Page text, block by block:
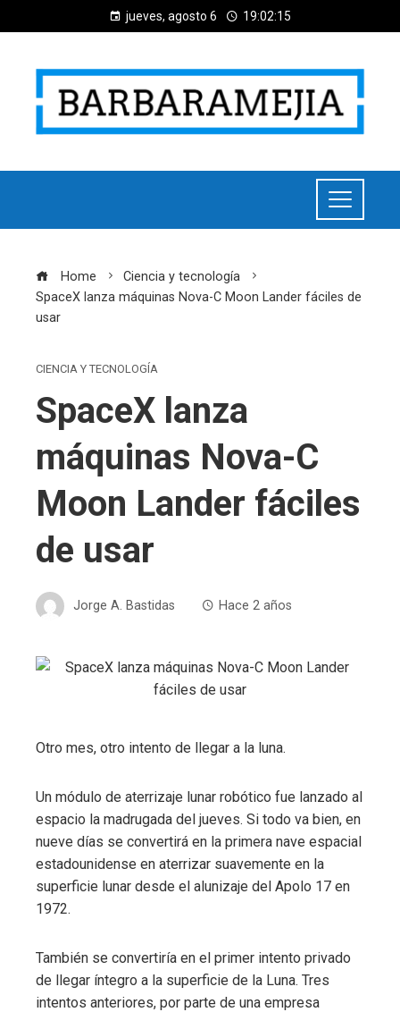
jueves, agosto 6 19:02:16
Home
Ciencia y tecnología
SpaceX lanza máquinas Nova-C Moon Lander fáciles de
usar
CIENCIA Y TECNOLOGÍA
SpaceX lanza
máquinas Nova-C
Moon Lander fáciles
de usar
Jorge A. Bastidas Hace 2 años
Otro mes, otro intento de llegar a la luna.
Un módulo de aterrizaje lunar robótico fue lanzado al
espacio la madrugada del jueves. Si todo va bien, en
nueve días se convertirá en la primera nave espacial
estadounidense en aterrizar suavemente en la
superficie lunar desde el alunizaje del Apolo 17 en
1972.
También se convertiría en el primer intento privado
de llegar íntegro a la superficie de la Luna. Tres
intentos anteriores, por parte de una empresa